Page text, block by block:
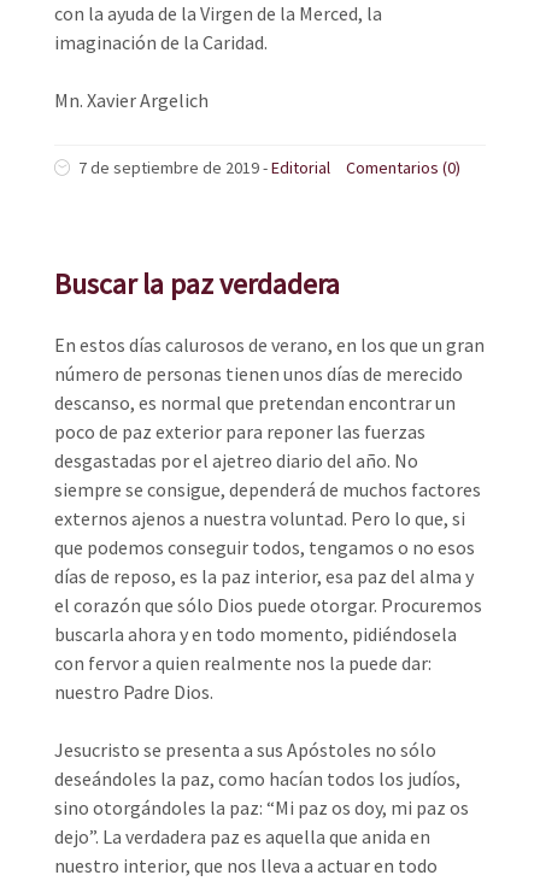
con la ayuda de la Virgen de la Merced, la
imaginación de la Caridad.
Mn. Xavier Argelich
7 de septiembre de 2019-Editorial Comentarios (0)
Buscar la paz verdadera
En estos días calurosos de verano, en los que un gran
número de personas tienen unos días de merecido
descanso, es normal que pretendan encontrar un
poco de paz exterior para reponer las fuerzas
desgastadas por el ajetreo diario del año. No
siempre se consigue, dependerá de muchos factores
externos ajenos a nuestra voluntad. Pero lo que, si
que podemos conseguir todos, tengamos o no esos
días de reposo, es la paz interior, esa paz del alma y
el corazón que sólo Dios puede otorgar. Procuremos
buscarla ahora y en todo momento, pidiéndosela
con fervor a quien realmente nos la puede dar:
nuestro Padre Dios.
Jesucristo se presenta a sus Apóstoles no sólo
deseándoles la paz, como hacían todos los judíos,
sino otorgándoles la paz: “Mi paz os doy, mi paz os
dejo”. La verdadera paz es aquella que anida en
nuestro interior, que nos lleva a actuar en todo